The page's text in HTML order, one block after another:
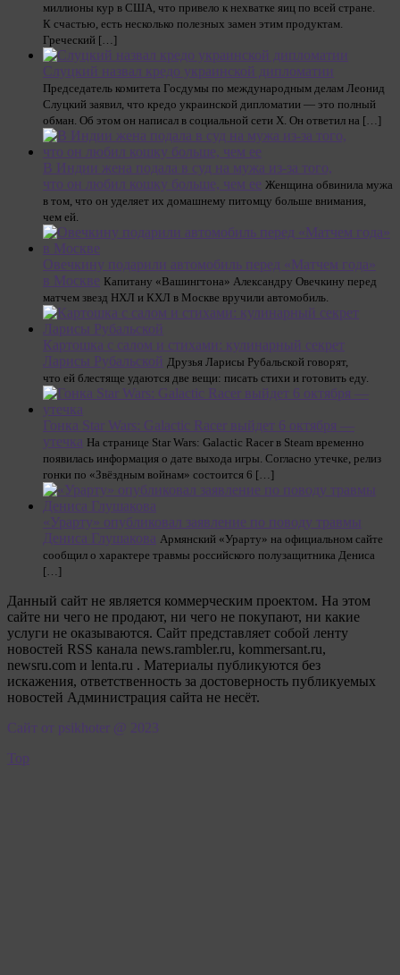
миллионы кур в США, что привело к нехватке яиц по всей стране.
К счастью, есть несколько полезных замен этим продуктам.
Греческий […]
Слуцкий назвал кредо украинской дипломатии
Председатель комитета Госдумы по международным делам Леонид
Слуцкий заявил, что кредо украинской дипломатии — это полный
обман. Об этом он написал в социальной сети X. Он ответил на […]
В Индии жена подала в суд на мужа из-за того,
что он любил кошку больше, чем ее Женщина обвинила мужа
в том, что он уделяет их домашнему питомцу больше внимания,
чем ей.
Овечкину подарили автомобиль перед «Матчем года»
в Москве Капитану «Вашингтона» Александру Овечкину перед
матчем звезд НХЛ и КХЛ в Москве вручили автомобиль.
Картошка с салом и стихами: кулинарный секрет
Ларисы Рубальской Друзья Ларисы Рубальской говорят,
что ей блестяще удаются две вещи: писать стихи и готовить еду.
Гонка Star Wars: Galactic Racer выйдет 6 октября —
утечка На странице Star Wars: Galactic Racer в Steam временно
появилась информация о дате выхода игры. Согласно утечке, релиз
гонки по «Звёздным войнам» состоится 6 […]
«Урарту» опубликовал заявление по поводу травмы
Дениса Глушакова Армянский «Урарту» на официальном сайте
сообщил о характере травмы российского полузащитника Дениса
[…]
Данный сайт не является коммерческим проектом. На этом
сайте ни чего не продают, ни чего не покупают, ни какие
услуги не оказываются. Сайт представляет собой ленту
новостей RSS канала news.rambler.ru, kommersant.ru,
newsru.com и lenta.ru . Материалы публикуются без
искажения, ответственность за достоверность публикуемых
новостей Администрация сайта не несёт.
Сайт от psikhoter @ 2023
Top